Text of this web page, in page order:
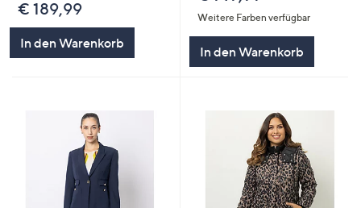
€ 189,99
In den Warenkorb
Weitere Farben verfügbar
In den Warenkorb